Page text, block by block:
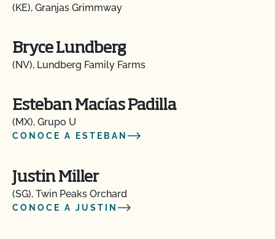
(KE), Granjas Grimmway
Bryce Lundberg
(NV), Lundberg Family Farms
Esteban Macías Padilla
(MX), Grupo U
CONOCE A ESTEBAN
Justin Miller
(SG), Twin Peaks Orchard
CONOCE A JUSTIN